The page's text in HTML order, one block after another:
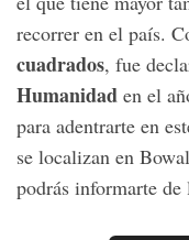
recorrer en el país.
cuadrados, fue
Humanidad en el
para adentrarte en
se localizan en
podrás informarte